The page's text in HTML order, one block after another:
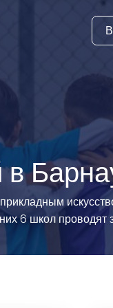
в
6 школ проводят